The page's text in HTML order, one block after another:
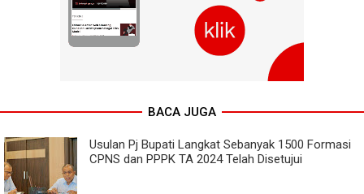
BACA JUGA
Usulan Pj Bupati Langkat Sebanyak 1500 Formasi
CPNS dan PPPK TA 2024 Telah Disetujui